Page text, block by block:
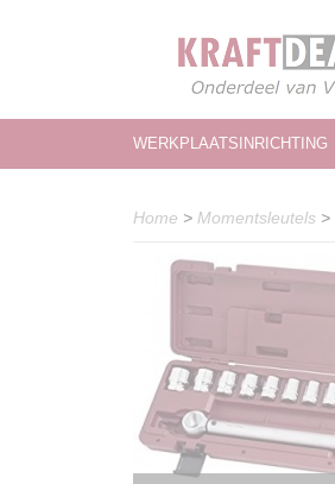
WERKPLAATSINRICHTING
Home > Momentsleutels >